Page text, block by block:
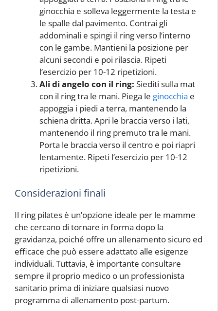
ginocchia e solleva leggermente la testa e
le spalle dal pavimento. Contrai gli
addominali e spingi il ring verso l’interno
con le gambe. Mantieni la posizione per
alcuni secondi e poi rilascia. Ripeti
l’esercizio per 10-12 ripetizioni.
Ali di angelo con il ring: Siediti sulla mat
con il ring tra le mani. Piega le ginocchia e
appoggia i piedi a terra, mantenendo la
schiena dritta. Apri le braccia verso i lati,
mantenendo il ring premuto tra le mani.
Porta le braccia verso il centro e poi riapri
lentamente. Ripeti l’esercizio per 10-12
ripetizioni.
Considerazioni finali
Il ring pilates è un’opzione ideale per le mamme
che cercano di tornare in forma dopo la
gravidanza, poiché offre un allenamento sicuro ed
efficace che può essere adattato alle esigenze
individuali. Tuttavia, è importante consultare
sempre il proprio medico o un professionista
sanitario prima di iniziare qualsiasi nuovo
programma di allenamento post-partum.